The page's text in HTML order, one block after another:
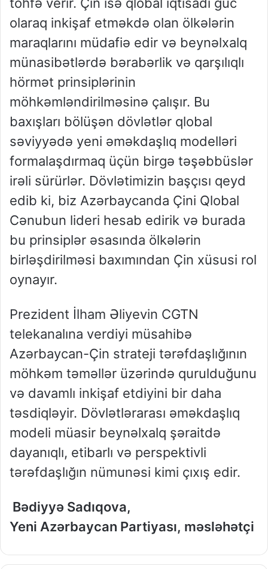
olaraq inkişaf etməkdə olan ölkələrin
maraqlarını müdafiə edir və beynəlxalq
münasibətlərdə bərabərlik və qarşılıqlı
hörmət prinsiplərinin
möhkəmləndirilməsinə çalışır. Bu
baxışları bölüşən dövlətlər qlobal
səviyyədə yeni əməkdaşlıq modelləri
formalaşdırmaq üçün birgə təşəbbüslər
irəli sürürlər. Dövlətimizin başçısı qeyd
edib ki, biz Azərbaycanda Çini Qlobal
Cənubun lideri hesab edirik və burada
bu prinsiplər əsasında ölkələrin
birləşdirilməsi baxımından Çin xüsusi rol
oynayır.
Prezident İlham Əliyevin CGTN
telekanalına verdiyi müsahibə
Azərbaycan-Çin strateji tərəfdaşlığının
möhkəm təməllər üzərində qurulduğunu
və davamlı inkişaf etdiyini bir daha
təsdiqləyir. Dövlətlərarası əməkdaşlıq
modeli müasir beynəlxalq şəraitdə
dayanıqlı, etibarlı və perspektivli
tərəfdaşlığın nümunəsi kimi çıxış edir.
Bədiyyə Sadıqova,
Yeni Azərbaycan Partiyası, məsləhətçi